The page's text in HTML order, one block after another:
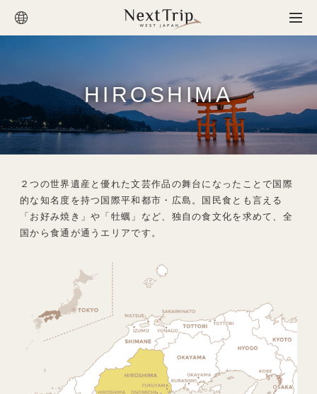
HIROSHIMA
２つの世界遺産と優れた文芸作品の舞台になったことで国際
的な知名度を持つ国際平和都市・広島。国民食とも言える
「お好み焼き」や「牡蠣」など、独自の食文化を求めて、全
国から食通が通うエリアです。